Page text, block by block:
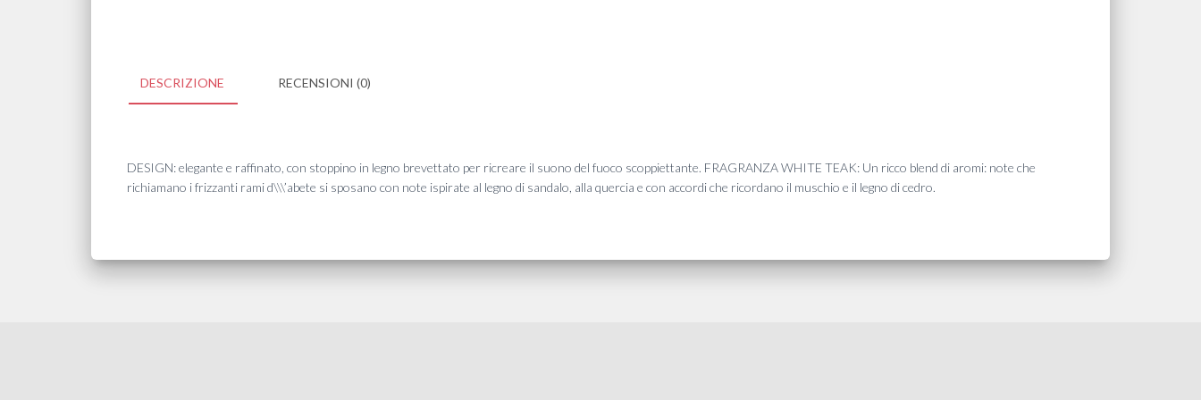
DESCRIZIONE RECENSIONI (0)
DESIGN: elegante e raffinato, con stoppino in legno brevettato per ricreare il suono del fuoco scoppiettante. FRAGRANZA WHITE TEAK: Un ricco blend di aromi: note che
richiamano i frizzanti rami d\\\’abete si sposano con note ispirate al legno di sandalo, alla quercia e con accordi che ricordano il muschio e il legno di cedro.